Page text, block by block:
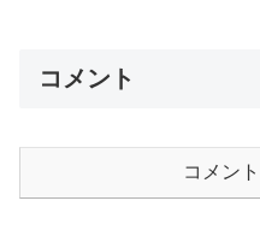
コメント
コメン